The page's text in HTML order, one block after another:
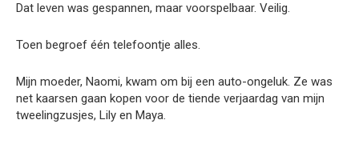
Dat leven was gespannen, maar voorspelbaar. Veilig.
Toen begroef één telefoontje alles.
Mijn moeder, Naomi, kwam om bij een auto-ongeluk. Ze was
net kaarsen gaan kopen voor de tiende verjaardag van mijn
tweelingzusjes, Lily en Maya.